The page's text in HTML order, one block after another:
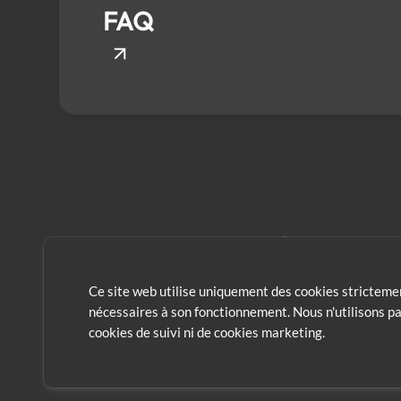
FAQ
Ce site web utilise uniquement des cookies
nécessaires à son fonctionnement. Nous n'utilisons
cookies de suivi ni de cookies marketing.